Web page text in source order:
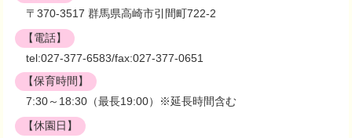
〒370-3517 群馬県高崎市引間町722-2
【電話】
tel:027-377-6583/fax:027-377-0651
【保育時間】
7:30～18:30（最長19:00）※延長時間含む
【休園日】